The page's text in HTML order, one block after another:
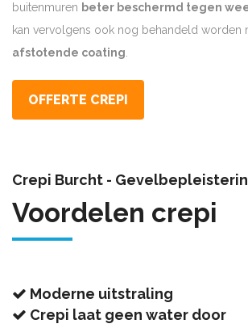
buitenmuren beter beschermd tegen
kan vervolgens ook nog behandeld worden
afstotende coating.
OFFERTE CREPI
Crepi Burcht -
Voordelen crepi
Moderne uitstraling
Crepi laat geen water door